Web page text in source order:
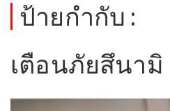
ป้ายกำกับ :
เตือนภัยสึนามิ